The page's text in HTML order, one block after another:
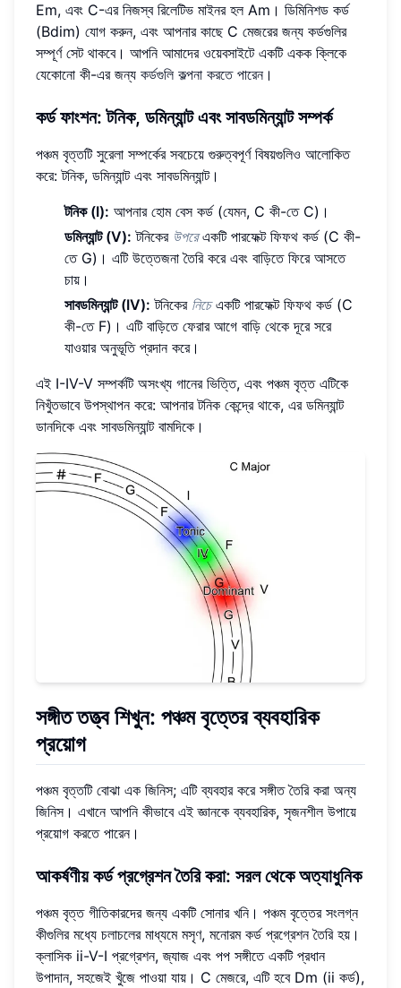
Em, এবং C-এর নিজস্ব রিলেটিভ মাইনর হল Am। ডিমিনিশড কর্ড
(Bdim) যোগ করুন, এবং আপনার কাছে C মেজরের জন্য কর্ডগুলির
সম্পূর্ণ সেট থাকবে। আপনি আমাদের ওয়েবসাইটে একটি একক ক্লিকে
যেকোনো কী-এর জন্য কর্ডগুলি কল্পনা করতে পারেন।
কর্ড ফাংশন: টনিক, ডমিন্যান্ট এবং সাবডমিন্যান্ট সম্পর্ক
পঞ্চম বৃত্তটি সুরেলা সম্পর্কের সবচেয়ে গুরুত্বপূর্ণ বিষয়গুলিও আলোকিত
করে: টনিক, ডমিন্যান্ট এবং সাবডমিন্যান্ট।
টনিক (I): আপনার হোম বেস কর্ড (যেমন, C কী-তে C)।
ডমিন্যান্ট (V): টনিকের উপরেএকটি পারফেক্ট ফিফথ কর্ড (C কী-
তে G)। এটি উত্তেজনা তৈরি করে এবং বাড়িতে ফিরে আসতে
চায়।
সাবডমিন্যান্ট (IV): টনিকের নিচেএকটি পারফেক্ট ফিফথ কর্ড (C
কী-তে F)। এটি বাড়িতে ফেরার আগে বাড়ি থেকে দূরে সরে
যাওয়ার অনুভূতি প্রদান করে।
এই I-IV-V সম্পর্কটি অসংখ্য গানের ভিত্তি, এবং পঞ্চম বৃত্ত এটিকে
নিখুঁতভাবে উপস্থাপন করে: আপনার টনিক কেন্দ্রে থাকে, এর ডমিন্যান্ট
ডানদিকে এবং সাবডমিন্যান্ট বামদিকে।
সঙ্গীত তত্ত্ব শিখুন: পঞ্চম বৃত্তের ব্যবহারিক
প্রয়োগ
পঞ্চম বৃত্তটি বোঝা এক জিনিস; এটি ব্যবহার করে সঙ্গীত তৈরি করা অন্য
জিনিস। এখানে আপনি কীভাবে এই জ্ঞানকে ব্যবহারিক, সৃজনশীল উপায়ে
প্রয়োগ করতে পারেন।
আকর্ষণীয় কর্ড প্রগ্রেশন তৈরি করা: সরল থেকে অত্যাধুনিক
পঞ্চম বৃত্ত গীতিকারদের জন্য একটি সোনার খনি। পঞ্চম বৃত্তের সংলগ্ন
কীগুলির মধ্যে চলাচলের মাধ্যমে মসৃণ, মনোরম কর্ড প্রগ্রেশন তৈরি হয়।
ক্লাসিক ii-V-I প্রগ্রেশন, জ্যাজ এবং পপ সঙ্গীতে একটি প্রধান
উপাদান, সহজেই খুঁজে পাওয়া যায়। C মেজরে, এটি হবে Dm (ii কর্ড),